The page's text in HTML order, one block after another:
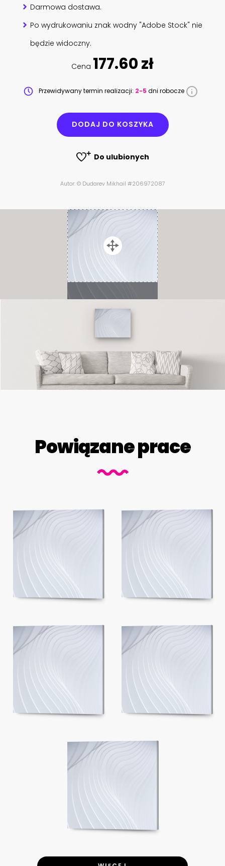
Darmowa dostawa.
Po wydrukowaniu znak wodny "Adobe Stock" nie
będzie widoczny.
Cena 177.60 zł
Przewidywany termin realizacji: 2-5 dni robocze
DODAJ DO KOSZYKA
Do ulubionych
Autor: © Dudarev Mikhail #206972087
Powiązane prace